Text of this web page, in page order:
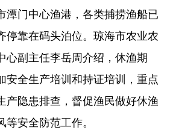
门中心渔港，各类捕捞渔船已
停靠在码头泊位。琼海市农业农
心副主任李岳周介绍，休渔期
安全生产培训和持证培训，重点
产隐患排查，督促渔民做好休渔
安全防范工作。